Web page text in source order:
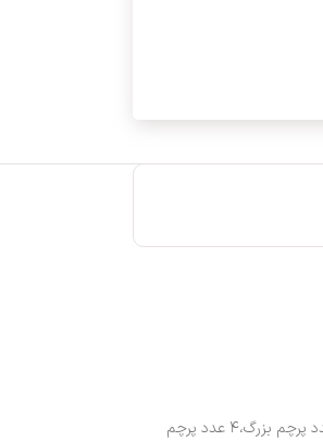
دارای ۲۴ تکه از لوازم شن بازی مانند:سطل مخصوص حمل وسایل،غلتک،بیلچه،چنگال،لیوان،قالب ساخت دیواره قلعه،قالب ساخت قلعه،قالب ساخت برج مراقب،۴ عدد اسب،۴ عدد سرباز،۴ عدد پرچم بزرگ،۴ عدد پرچم